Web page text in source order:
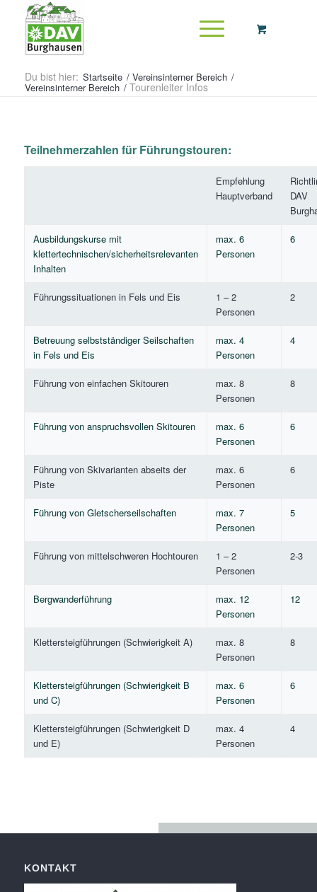
Du bist hier: Startseite / Vereinsinterner Bereich /
Vereinsinterner Bereich / Tourenleiter Infos
Teilnehmerzahlen für Führungstouren:
Empfehlung
Hauptverband
DAV
Ausbildungskurse mit
klettertechnischen/sicherheitsrelevanten
Inhalten
max. 6
Personen
6
Führungssituationen in Fels und Eis
1 – 2
Personen
2
Betreuung selbstständiger Seilschaften
in Fels und Eis
max. 4
Personen
4
Führung von einfachen Skitouren
max. 8
Personen
8
Führung von anspruchsvollen Skitouren
max. 6
Personen
6
Führung von Skivarianten abseits der
Piste
max. 6
Personen
6
Führung von Gletscherseilschaften
max. 7
Personen
5
Führung von mittelschweren Hochtouren
1 – 2
Personen
2-3
Bergwanderführung
max. 12
Personen
12
Klettersteigführungen (Schwierigkeit A)
max. 8
Personen
8
Klettersteigführungen (Schwierigkeit B
und C)
max. 6
Personen
6
Klettersteigführungen (Schwierigkeit D
und E)
max. 4
Personen
4
KONTAKT